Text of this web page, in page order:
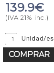
139.9€
(IVA 21% inc.)
Unidad/es
COMPRAR